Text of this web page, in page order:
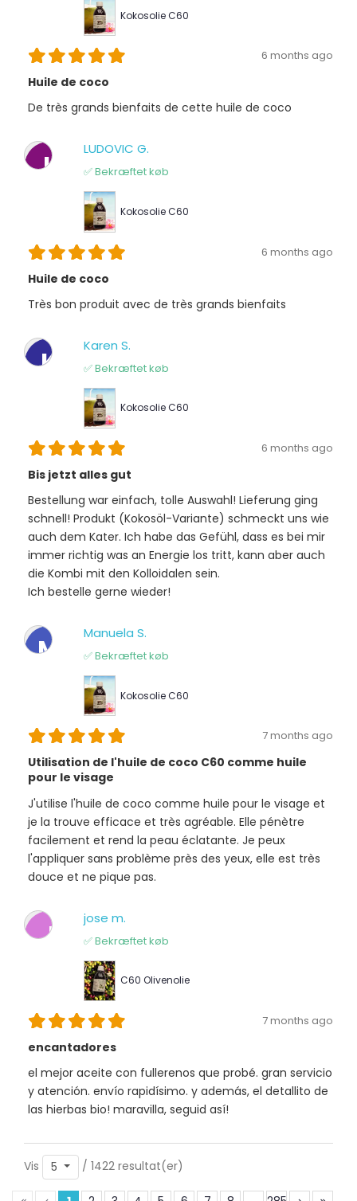
Kokosolie C60
6 months ago
Huile de coco
De très grands bienfaits de cette huile de coco
L
LUDOVIC G.
✅ Bekræftet køb
Kokosolie C60
6 months ago
Huile de coco
Très bon produit avec de très grands bienfaits
K
Karen S.
✅ Bekræftet køb
Kokosolie C60
6 months ago
Bis jetzt alles gut
Bestellung war einfach, tolle Auswahl! Lieferung ging
schnell! Produkt (Kokosöl-Variante) schmeckt uns wie
auch dem Kater. Ich habe das Gefühl, dass es bei mir
immer richtig was an Energie los tritt, kann aber auch
die Kombi mit den Kolloidalen sein.
Ich bestelle gerne wieder!
M
Manuela S.
✅ Bekræftet køb
Kokosolie C60
7 months ago
Utilisation de l'huile de coco C60 comme huile
pour le visage
J'utilise l'huile de coco comme huile pour le visage et
je la trouve efficace et très agréable. Elle pénètre
facilement et rend la peau éclatante. Je peux
l'appliquer sans problème près des yeux, elle est très
douce et ne pique pas.
J
jose m.
✅ Bekræftet køb
C60 Olivenolie
7 months ago
encantadores
el mejor aceite con fullerenos que probé. gran servicio
y atención. envío rapidísimo. y además, el detallito de
las hierbas bio! maravilla, seguid así!
Vis 5 / 1422 resultat(er)